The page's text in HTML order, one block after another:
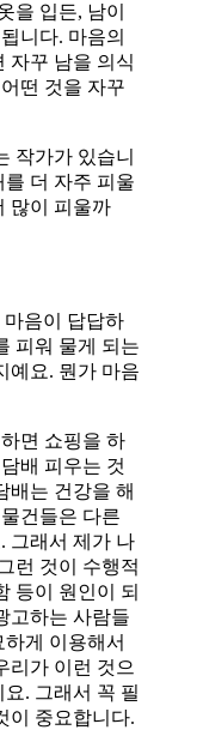
을 입든, 남이
니다. 마음의
자꾸 남을 의식
떤 것을 자꾸
작가가 있습니
더 자주 피울
많이 피울까
마음이 답답하
피워 물게 되는
예요. 뭔가 마음
면 쇼핑을 하
배 피우는 것
배는 건강을 해
건들은 다른
그래서 제가 나
런 것이 수행적
등이 원인이 되
고하는 사람들
게 이용해서
리가 이런 것으
. 그래서 꼭 필
이 중요합니다.